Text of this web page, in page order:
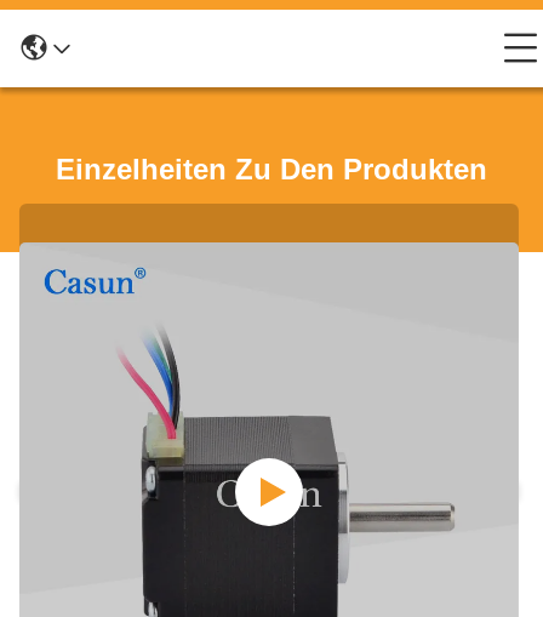
Einzelheiten Zu Den Produkten